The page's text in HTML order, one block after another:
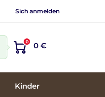
Sich anmelden
0 0 €
Kinder